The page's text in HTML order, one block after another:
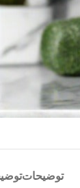
توضیحات